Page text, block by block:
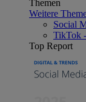
Themen
Weitere
Social
TikTok
Top Report